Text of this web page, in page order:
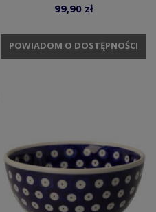
99,90 zł
POWIADOM O DOSTĘPNOŚCI